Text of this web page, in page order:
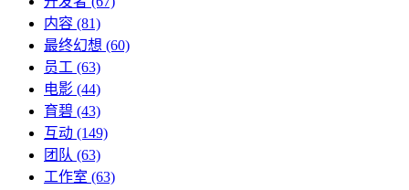
内容 (81)
最终幻想 (60)
员工 (63)
电影 (44)
育碧 (43)
互动 (149)
团队 (63)
工作室 (63)